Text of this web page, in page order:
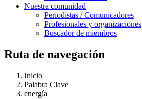
Nuestra comunidad
Periodistas / Comunicadores
Profesionales y organizaciones
Buscador de miembros
Ruta de navegación
Inicio
Palabra Clave
energía